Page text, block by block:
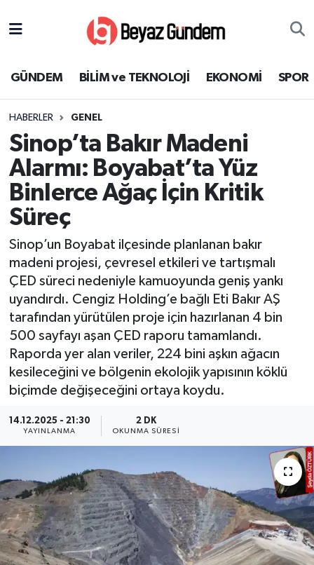
GÜNDEM BİLİM ve TEKNOLOJİ EKONOMİ SPOR
HABERLER GENEL
Sinop’ta Bakır Madeni
Alarmı: Boyabat’ta Yüz
Binlerce Ağaç İçin Kritik
Süreç
Sinop’un Boyabat ilçesinde planlanan bakır
madeni projesi, çevresel etkileri ve tartışmalı
ÇED süreci nedeniyle kamuoyunda geniş yankı
uyandırdı. Cengiz Holding’e bağlı Eti Bakır AŞ
tarafından yürütülen proje için hazırlanan 4 bin
500 sayfayı aşan ÇED raporu tamamlandı.
Raporda yer alan veriler, 224 bini aşkın ağacın
kesileceğini ve bölgenin ekolojik yapısının köklü
biçimde değişeceğini ortaya koydu.
14.12.2025 - 21:30
YAYINLANMA
2 DK
OKUNMA SÜRESI
EKONOMİ
SAĞLIK
EĞİTİM
KÜLTÜR SANAT
MAGAZİN
YEREL
Süper Lig Puan Durumu ve Fikstür
Tüm Manşetler
Son Dakika Haberleri
Haber Arşivi